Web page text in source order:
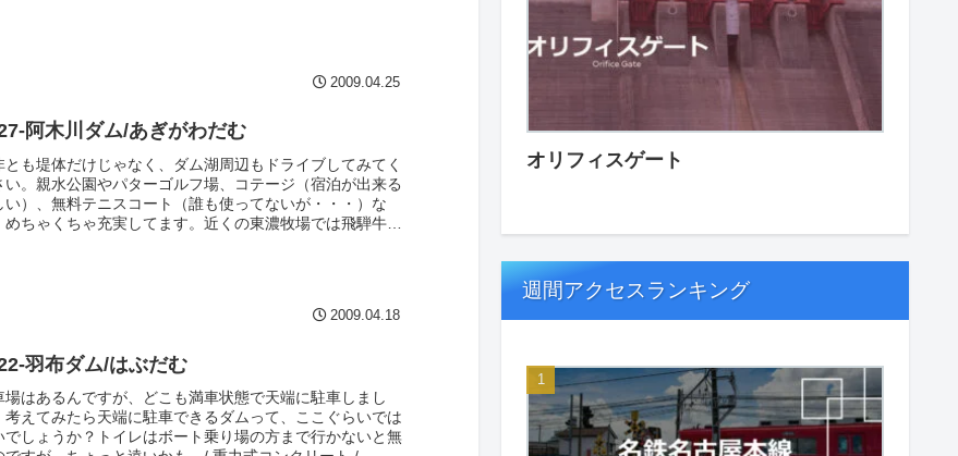
2009.04.25
阿木川ダム/あぎがわだむ
とも堤体だけじゃなく、ダム湖周辺もドライブしてみてく
い。親水公園やパターゴルフ場、コテージ（宿泊が出来る
い）、無料テニスコート（誰も使ってないが・・・）な
めちゃくちゃ充実してます。近くの東濃牧場では飛騨牛が
2009.04.18
羽布ダム/はぶだむ
場はあるんですが、どこも満車状態で天端に駐車しまし
考えてみたら天端に駐車できるダムって、ここぐらいでは
でしょうか？トイレはボート乗り場の方まで行かないと無
オリフィスゲート
週間アクセスランキング